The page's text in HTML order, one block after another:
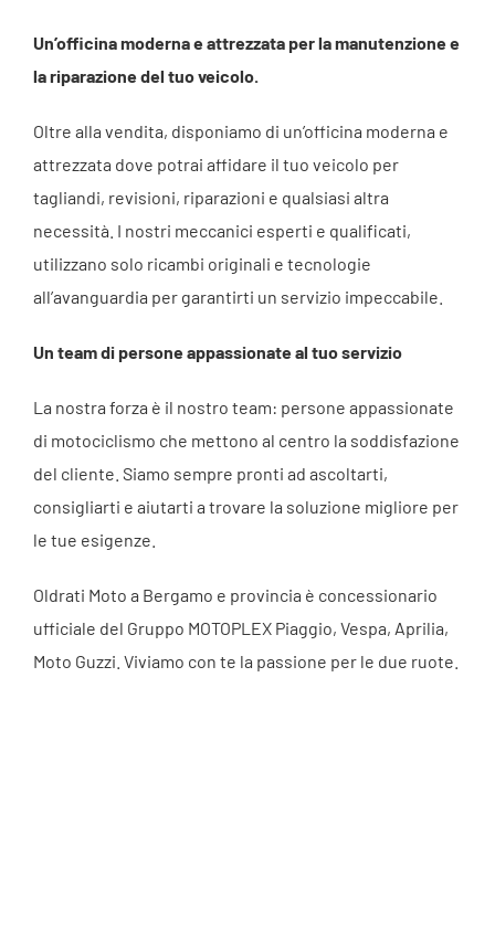
Un’officina moderna e attrezzata per la manutenzione e
la riparazione del tuo veicolo.
Oltre alla vendita, disponiamo di un’officina moderna e
attrezzata dove potrai affidare il tuo veicolo per
tagliandi, revisioni, riparazioni e qualsiasi altra
necessità. I nostri meccanici esperti e qualificati,
utilizzano solo ricambi originali e tecnologie
all’avanguardia per garantirti un servizio impeccabile.
Un team di persone appassionate al tuo servizio
La nostra forza è il nostro team: persone appassionate
di motociclismo che mettono al centro la soddisfazione
del cliente. Siamo sempre pronti ad ascoltarti,
consigliarti e aiutarti a trovare la soluzione migliore per
le tue esigenze.
Oldrati Moto a Bergamo e provincia è concessionario
ufficiale del Gruppo MOTOPLEX Piaggio, Vespa, Aprilia,
Moto Guzzi. Viviamo con te la passione per le due ruote.